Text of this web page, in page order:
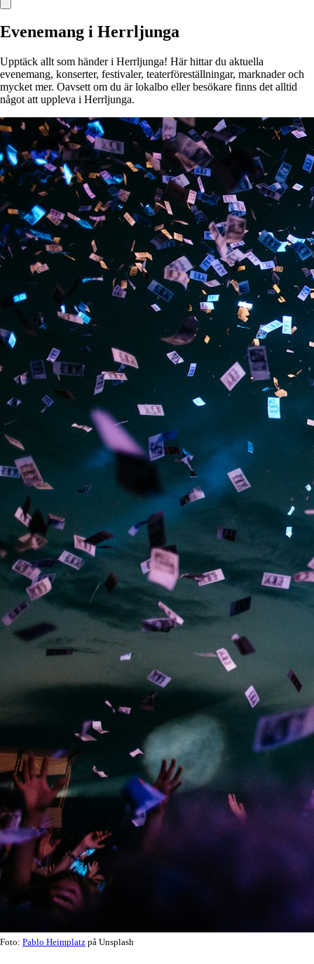
Evenemang i Herrljunga
Upptäck allt som händer i Herrljunga! Här hittar du aktuella
evenemang, konserter, festivaler, teaterföreställningar, marknader och
mycket mer. Oavsett om du är lokalbo eller besökare finns det alltid
något att uppleva i Herrljunga.
Foto: Pablo Heimplatz på Unsplash